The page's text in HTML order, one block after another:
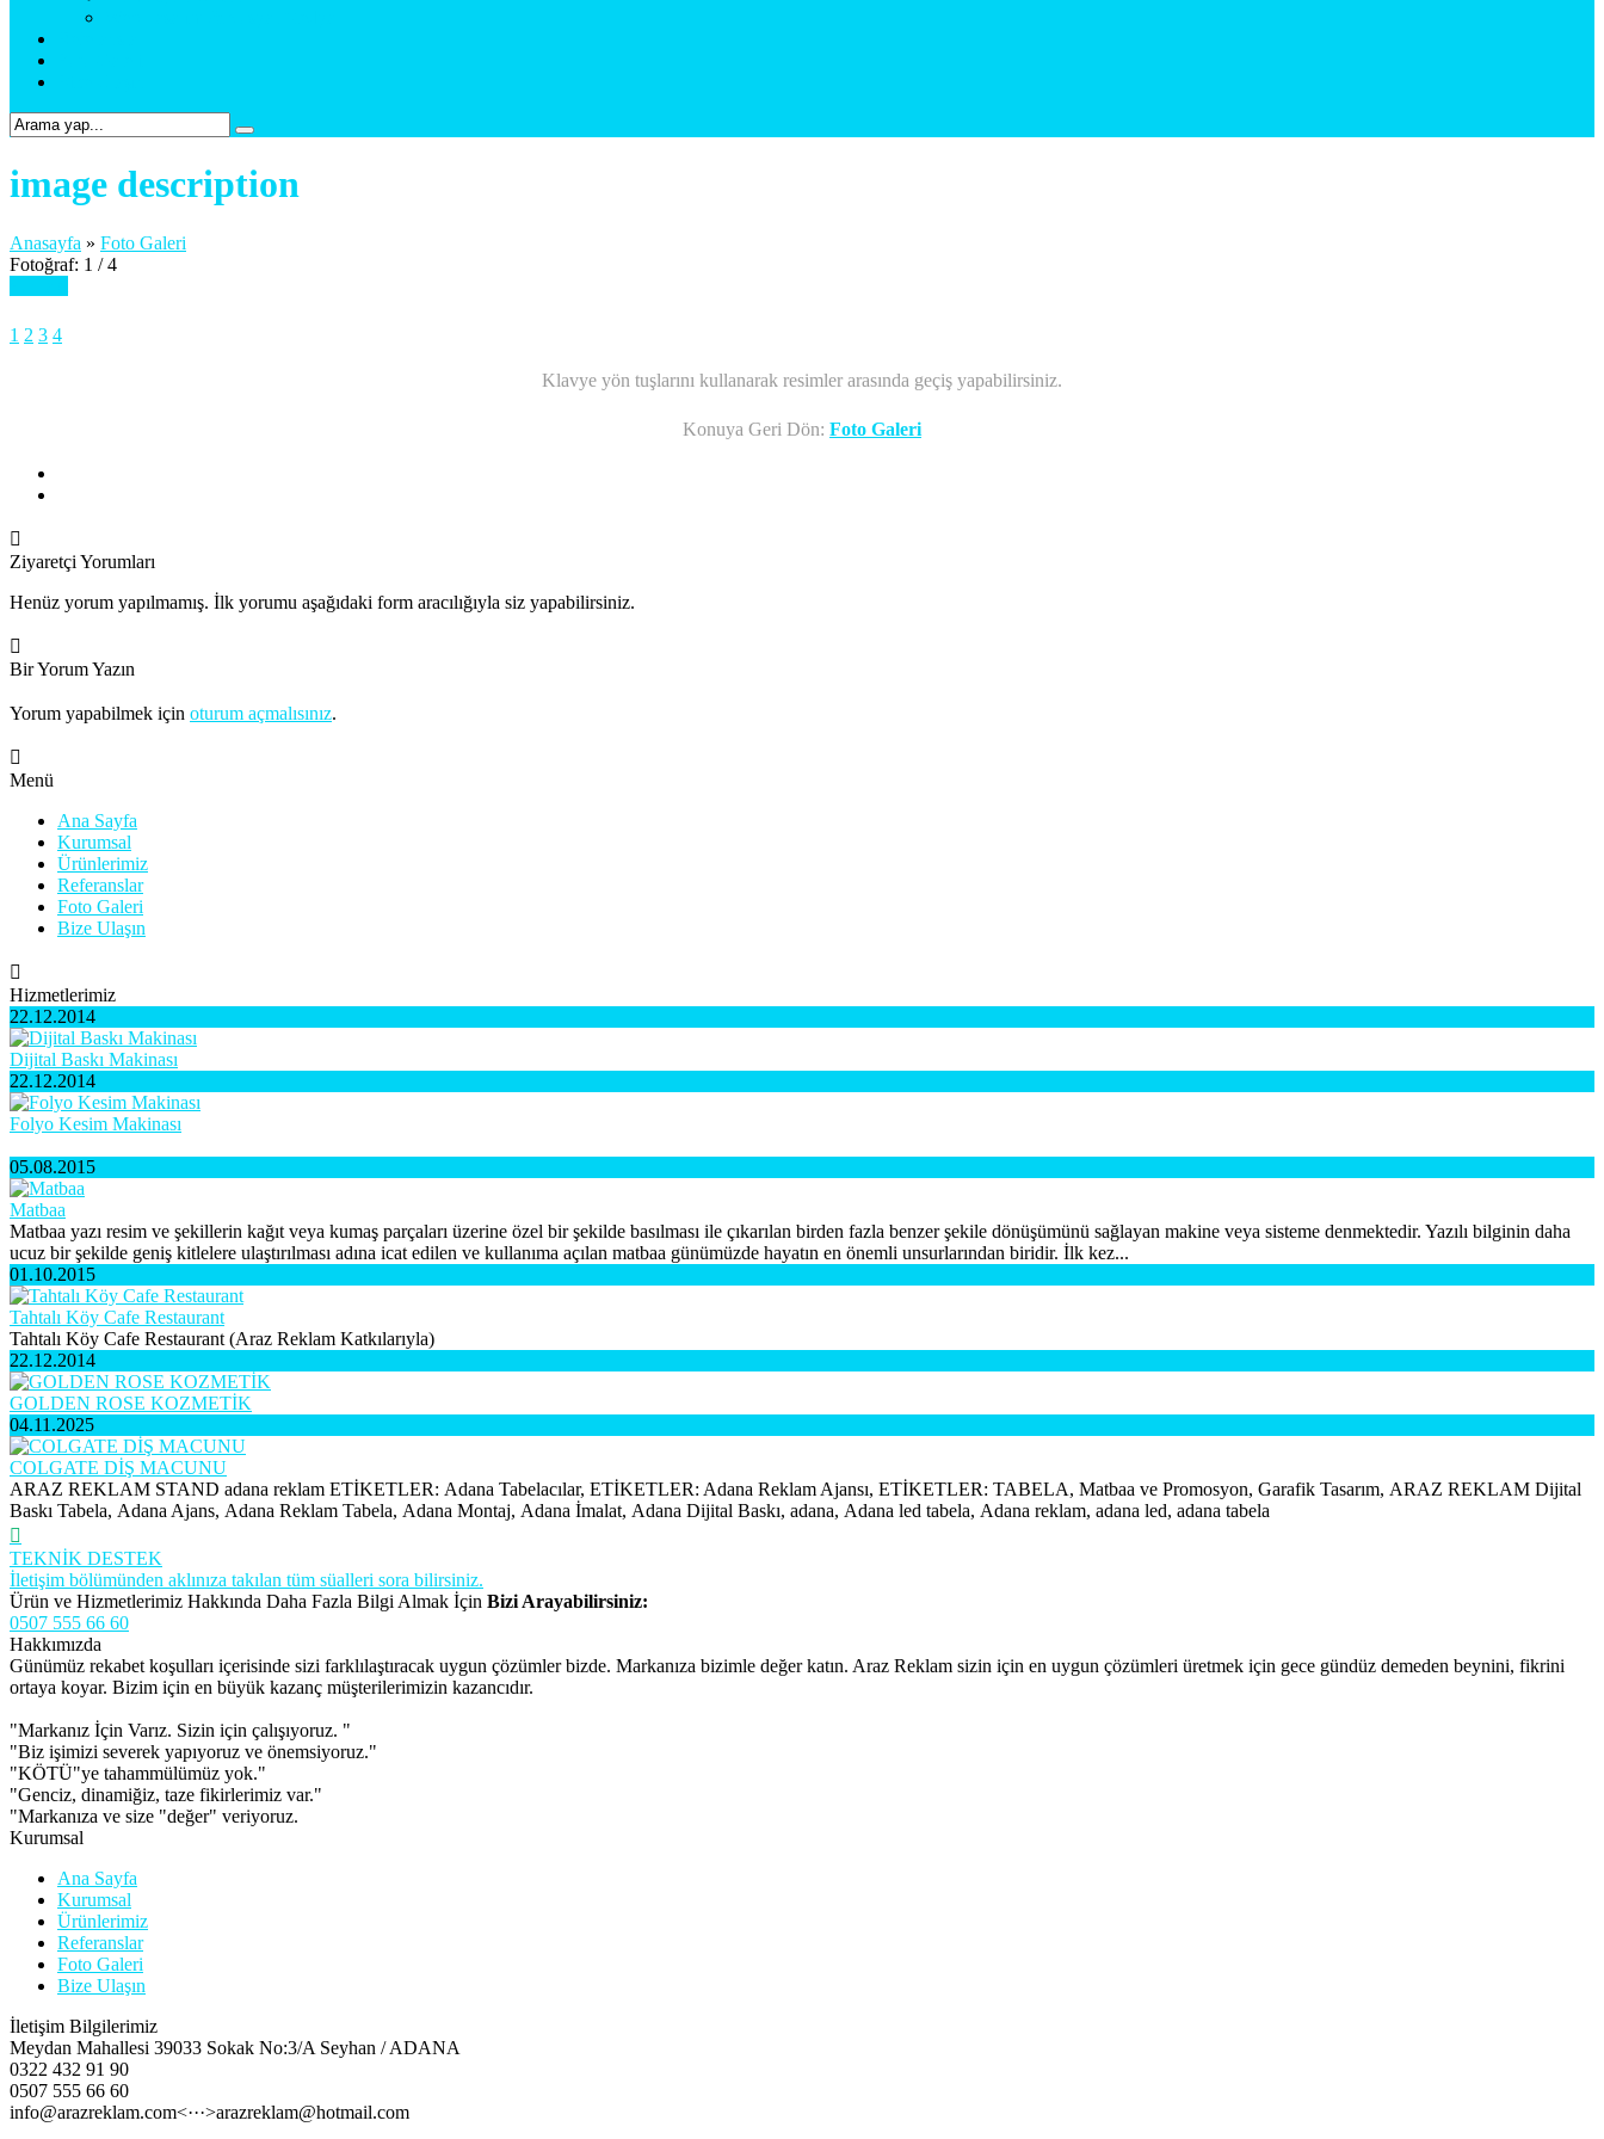
image description
Anasayfa » Foto Galeri
Fotoğraf: 1 / 4
1 2 3 4
Klavye yön tuşlarını kullanarak resimler arasında geçiş yapabilirsiniz.
Konuya Geri Dön: Foto Galeri
Ziyaretçi Yorumları
Henüz yorum yapılmamış. İlk yorumu aşağıdaki form aracılığıyla siz yapabilirsiniz.
Bir Yorum Yazın
Yorum yapabilmek için oturum açmalısınız.
Menü
Ana Sayfa
Kurumsal
Ürünlerimiz
Referanslar
Foto Galeri
Bize Ulaşın
Hizmetlerimiz
22.12.2014
Dijital Baskı Makinası
22.12.2014
Folyo Kesim Makinası
05.08.2015
Matbaa
Matbaa yazı resim ve şekillerin kağıt veya kumaş parçaları üzerine özel bir şekilde basılması ile çıkarılan birden fazla benzer şekile dönüşümünü sağlayan makine veya sisteme denmektedir. Yazılı bilginin daha
ucuz bir şekilde geniş kitlelere ulaştırılması adına icat edilen ve kullanıma açılan matbaa günümüzde hayatın en önemli unsurlarından biridir. İlk kez...
01.10.2015
Tahtalı Köy Cafe Restaurant
Tahtalı Köy Cafe Restaurant (Araz Reklam Katkılarıyla)
22.12.2014
GOLDEN ROSE KOZMETİK
04.11.2025
COLGATE DİŞ MACUNU
ARAZ REKLAM STAND adana reklam ETİKETLER: Adana Tabelacılar, ETİKETLER: Adana Reklam Ajansı, ETİKETLER: TABELA, Matbaa ve Promosyon, Garafik Tasarım, ARAZ REKLAM Dijital
Baskı Tabela, Adana Ajans, Adana Reklam Tabela, Adana Montaj, Adana İmalat, Adana Dijital Baskı, adana, Adana led tabela, Adana reklam, adana led, adana tabela
TEKNİK DESTEK
İletişim bölümünden aklınıza takılan tüm süalleri sora bilirsiniz.
Ürün ve Hizmetlerimiz Hakkında Daha Fazla Bilgi Almak İçin Bizi Arayabilirsiniz:
0507 555 66 60
Hakkımızda
Günümüz rekabet koşulları içerisinde sizi farklılaştıracak uygun çözümler bizde. Markanıza bizimle değer katın. Araz Reklam sizin için en uygun çözümleri üretmek için gece gündüz demeden beynini, fikrini
ortaya koyar. Bizim için en büyük kazanç müşterilerimizin kazancıdır.
"Markanız İçin Varız. Sizin için çalışıyoruz. "
"Biz işimizi severek yapıyoruz ve önemsiyoruz."
"KÖTÜ"ye tahammülümüz yok."
"Genciz, dinamiğiz, taze fikirlerimiz var."
"Markanıza ve size "değer" veriyoruz.
Kurumsal
Ana Sayfa
Kurumsal
Ürünlerimiz
Referanslar
Foto Galeri
Bize Ulaşın
İletişim Bilgilerimiz
Meydan Mahallesi 39033 Sokak No:3/A Seyhan / ADANA
0322 432 91 90
0507 555 66 60
info@arazreklam.com<···>arazreklam@hotmail.com